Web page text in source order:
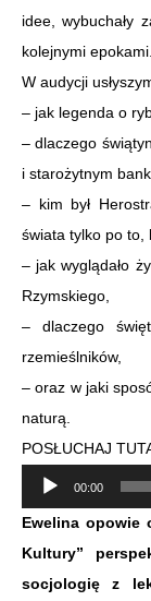
idee, wybuchały
kolejnymi epokami.
W audycji
– jak legenda o
– dlaczego
i starożytnym
– kim był
świata tylko po to,
– jak wyglądało
Rzymskiego,
– dlaczego
rzemieślników,
– oraz w jaki
naturą.
POSŁUCHAJ
Odtwarzacz
plików
00:00
Ewelina opowie
Kultury”
socjologię z